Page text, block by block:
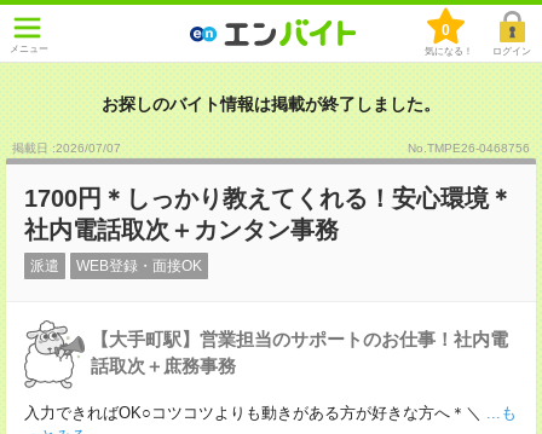
メニュー
0
気になる！ ログイン
お探しのバイト情報は掲載が終了しました。
掲載日 :2026/07/07 No.TMPE26-0468756
1700円＊しっかり教えてくれる！安心環境＊
社内電話取次＋カンタン事務
派遣 WEB登録・面接OK
【大手町駅】営業担当のサポートのお仕事！社内電
話取次＋庶務事務
入力できればOK○コツコツよりも動きがある方が好きな方へ＊＼ ...も